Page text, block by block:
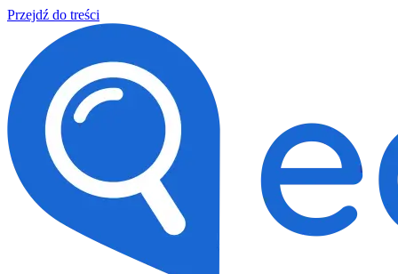
Przejdź do treści